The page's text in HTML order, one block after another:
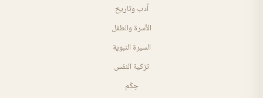
أدب وتاريخ
الأسرة والطفل
السيرة النبوية
تزكية النفس
حِكَم